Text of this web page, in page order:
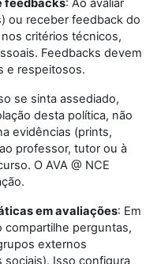
feedbacks: Ao avaliar
ou receber feedback do
critérios técnicos,
Feedbacks devem
e respeitosos.
se sinta assediado,
desta política, não
evidências (prints,
professor, tutor ou à
O AVA @ NCE
em avaliações: Em
compartilhe perguntas,
externos
sociais). Isso configura